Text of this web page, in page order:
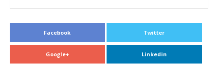
Facebook Twitter
Google+ Linkedin